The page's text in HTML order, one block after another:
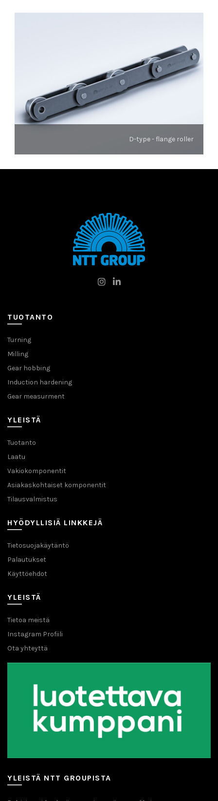
D-type - flange roller
TUOTANTO
Turning
Milling
Gear hobbing
Induction hardening
Gear measurment
YLEISTÄ
Tuotanto
Laatu
Vakiokomponentit
Asiakaskohtaiset komponentit
Tilausvalmistus
HYÖDYLLISIÄ LINKKEJÄ
Tietosuojakäytäntö
Palautukset
Käyttöehdot
YLEISTÄ
Tietoa meistä
Instagram Profiili
Ota yhteyttä
YLEISTÄ NTT GROUPISTA